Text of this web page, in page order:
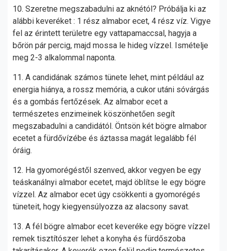
10. Szeretne megszabadulni az aknétól? Próbálja ki az
alábbi keveréket : 1 rész almabor ecet, 4 rész víz. Vigye
fel az érintett területre egy vattapamaccsal, hagyja a
bőrön pár percig, majd mossa le hideg vízzel. Ismételje
meg 2-3 alkalommal naponta.
11. A candidának számos tünete lehet, mint például az
energia hiánya, a rossz memória, a cukor utáni sóvárgás
és a gombás fertőzések. Az almabor ecet a
természetes enzimeinek köszönhetően segít
megszabadulni a candidától. Öntsön két bögre almabor
ecetet a fürdővízébe és áztassa magát legalább fél
óráig.
12. Ha gyomorégéstől szenved, akkor vegyen be egy
teáskanálnyi almabor ecetet, majd öblítse le egy bögre
vízzel. Az almabor ecet úgy csökkenti a gyomorégés
tüneteit, hogy kiegyensúlyozza az alacsony savat.
13. A fél bögre almabor ecet keveréke egy bögre vízzel
remek tisztítószer lehet a konyha és fürdőszoba